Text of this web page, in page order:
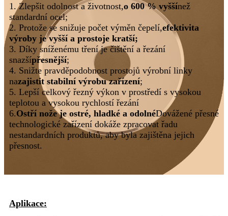
1. Zlepšit odolnost a životnost,o 600 % vyššínež
standardní ocel;
2. Protože se snižuje počet výměn čepelí,efektivita
výroby je vyšší a prostoje kratší;
3. Díky sníženému tření je čištění a řezání
snazšípřesnější;
4. Snižte pravděpodobnost prostojů výrobní linky
nazajistit stabilní výrobu zařízení;
5. Lepší celkový řezný výkon v prostředí s vysokou
teplotou a vysokou rychlostí řezání
6.Ostří nože je ostré, hladké a odolnéDovážené přesné
technologické zařízení dokáže zpracovat řadu
nestandardních produktů, aby byla zajištěna jejich
přesnost.
Aplikace: